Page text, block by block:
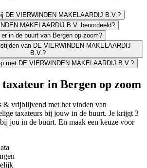
DE VIERWINDEN MAKELAARDIJ B.V.?
MAKELAARDIJ B.V. beoordeeld?
in de buurt van Bergen op zoom?
van DE VIERWINDEN MAKELAARDIJ
B.V.?
met DE VIERWINDEN MAKELAARDIJ B.V.?
taxateur in Bergen op zoom
& vrijblijvend met het vinden van
taxateurs bij jouw in de buurt. Je krijgt 3
jou in de buurt. En maak een keuze voor